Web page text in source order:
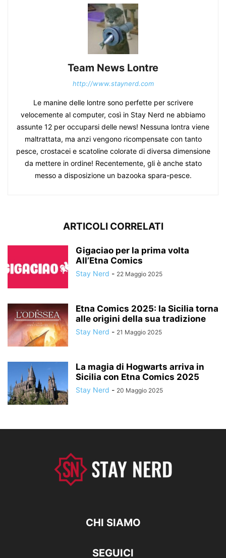
Team News Lontre
http://www.staynerd.com
Le manine delle lontre sono perfette per scrivere
velocemente al computer, così in Stay Nerd ne abbiamo
assunte 12 per occuparsi delle news! Nessuna lontra viene
maltrattata, ma anzi vengono ricompensate con tanto
pesce, crostacei e scatoline colorate di diversa dimensione
da mettere in ordine! Recentemente, gli è anche stato
messo a disposizione un bazooka spara-pesce.
ARTICOLI CORRELATI
Gigaciao per la prima volta
All’Etna Comics
Stay Nerd - 22 Maggio 2025
Etna Comics 2025: la Sicilia torna
alle origini della sua tradizione
Stay Nerd - 21 Maggio 2025
La magia di Hogwarts arriva in
Sicilia con Etna Comics 2025
Stay Nerd - 20 Maggio 2025
CHI SIAMO
SEGUICI